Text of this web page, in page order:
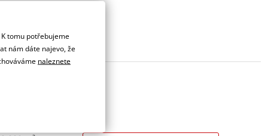
tomu potřebujeme
nám dáte najevo, že
naleznete